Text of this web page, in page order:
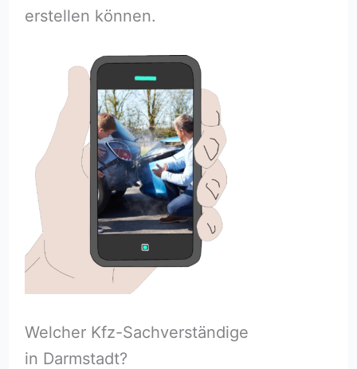
erstellen können.
Welcher Kfz-Sachverständige
in Darmstadt?